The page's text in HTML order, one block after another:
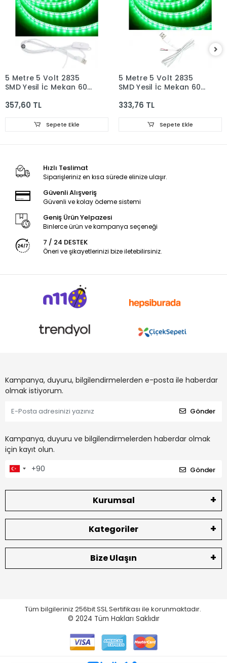
5 Metre 5 Volt 2835
SMD Yeşil İç Mekan 60
Anahtarlı Beyaz Güç
357,60 TL
Sepete Ekle
5 Metre 5 Volt 2835
SMD Yeşil İç Mekan 60
Güç Kablosu Set
333,76 TL
Sepete Ekle
Hızlı Teslimat
Siparişleriniz en kısa sürede elinize ulaşır.
Güvenli Alışveriş
Güvenli ve kolay ödeme sistemi
Geniş Ürün Yelpazesi
Binlerce ürün ve kampanya seçeneği
7 / 24 DESTEK
Öneri ve şikayetlerinizi bize iletebilirsiniz.
Kampanya, duyuru, bilgilendirmelerden e-posta ile haberdar
olmak istiyorum.
Gönder
Kampanya, duyuru ve bilgilendirmelerden haberdar olmak
için kayıt olun.
Gönder
Kurumsal
Kategoriler
Bize Ulaşın
Tüm bilgileriniz 256bit SSL Sertifikası ile korunmaktadır.
© 2024 Tüm Hakları Saklıdır